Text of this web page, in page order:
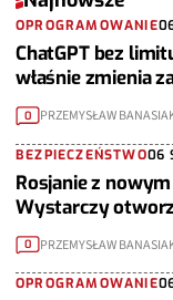
OPROGRAMOWANIE
ChatGPT bez
właśnie zmienia
0 PRZEMYSŁAW
BEZPIECZEŃSTWO06
Rosjanie z
Wystarczy
0 PRZEMYSŁAW
OPROGRAMOWANIE